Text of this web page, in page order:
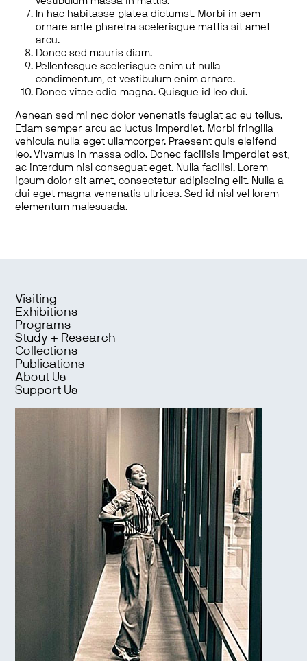
In hac habitasse platea dictumst. Morbi in sem
ornare ante pharetra scelerisque mattis sit amet
arcu.
Donec sed mauris diam.
Pellentesque scelerisque enim ut nulla
condimentum, et vestibulum enim ornare.
Donec vitae odio magna. Quisque id leo dui.
Aenean sed mi nec dolor venenatis feugiat ac eu tellus.
Etiam semper arcu ac luctus imperdiet. Morbi fringilla
vehicula nulla eget ullamcorper. Praesent quis eleifend
leo. Vivamus in massa odio. Donec facilisis imperdiet est,
ac interdum nisl consequat eget. Nulla facilisi. Lorem
ipsum dolor sit amet, consectetur adipiscing elit. Nulla a
dui eget magna venenatis ultrices. Sed id nisl vel lorem
elementum malesuada.
Visiting
Exhibitions
Programs
Study + Research
Collections
Publications
About Us
Support Us